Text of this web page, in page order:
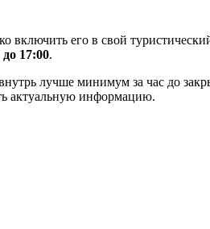
включить его в свой
до 17:00.
лучше минимум за час до
актуальную информацию.